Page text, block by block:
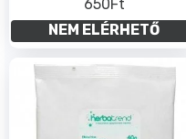
650Ft
NEM ELÉRHETŐ